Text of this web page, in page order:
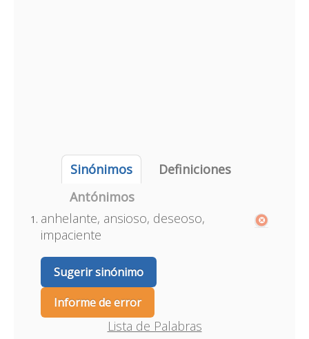
Sinónimos
Definiciones
Antónimos
anhelante, ansioso, deseoso,
impaciente
Sugerir sinónimo
Informe de error
Lista de Palabras